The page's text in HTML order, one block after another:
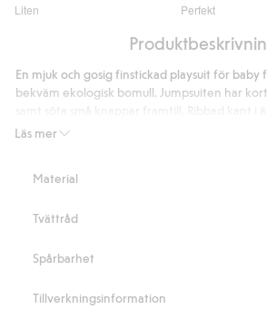
Liten Perfekt
utav
10
betyg
Läs mer
En mjuk och gosig finstickad playsuit för baby
bekväm ekologisk bomull. Jumpsuiten har
två fickor på vardera sida fram.
Organic cotton- GOTS
Material
Tvättråd
Spårbarhet
Tillverkningsinformation